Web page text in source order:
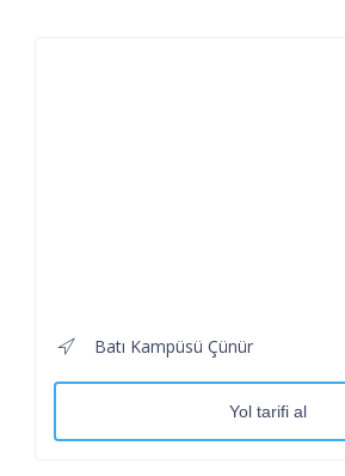
Batı Kampüsü Çünür
Yol tarifi al